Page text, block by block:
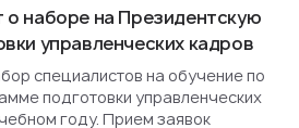
наборе на Президентскую
управленческих кадров
специалистов на обучение по
подготовки управленческих
году. Прием заявок